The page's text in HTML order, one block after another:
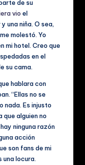
de su
vioel
una niña. O sea,
molestó. Yo
mi hotel. Creo que
en el
su cama.
hablara con
“Ellas no se
nada. Es injusto
que alguien no
ninguna razón
acción
son fans de mi
una locura.